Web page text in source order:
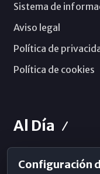
Sistema de
Aviso legal
Política de
Política de cookies
Al Día
Horarios de Misa
Configuración